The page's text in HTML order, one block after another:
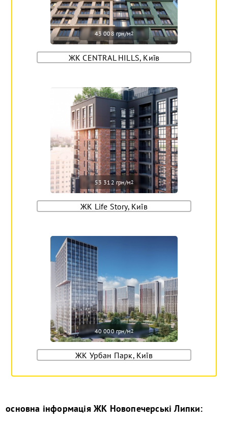
43 008 грн/м2
ЖК CENTRAL HILLS, Київ
53 312 грн/м2
ЖК Life Story, Київ
40 000 грн/м2
ЖК Урбан Парк, Київ
основна інформаціяЖК Новопечерські Липки: